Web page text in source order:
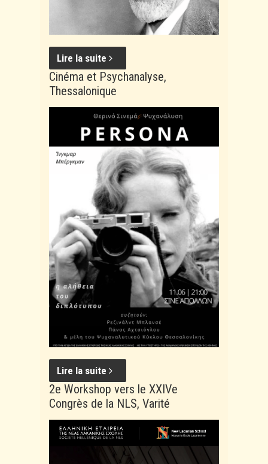
Lire la suite
Cinéma et Psychanalyse,
Thessalonique
Lire la suite
2e Workshop vers le XXIVe
Congrès de la NLS, Varité